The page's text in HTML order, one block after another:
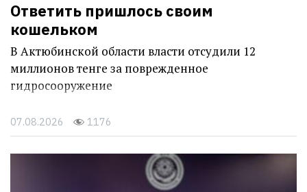
Ответить пришлось своим
кошельком
В Актюбинской области власти отсудили 12
миллионов тенге за поврежденное
гидросооружение
07.08.2026 1176